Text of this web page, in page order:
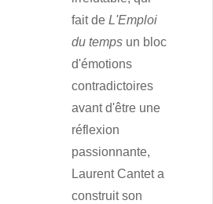
fait deL'Emploi
du temps un bloc
d'émotions
contradictoires
avant d'être une
réflexion
passionnante,
Laurent Cantet a
construit son